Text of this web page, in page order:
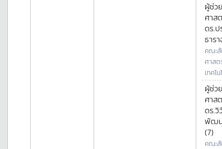
ผู้ช่วย
ศาส
ดร.ป
ธาร
คณะ
ศาสต
เทคโ
ผู้ช่วย
ศาส
ดร.
พัฒ
(7)
คณะ